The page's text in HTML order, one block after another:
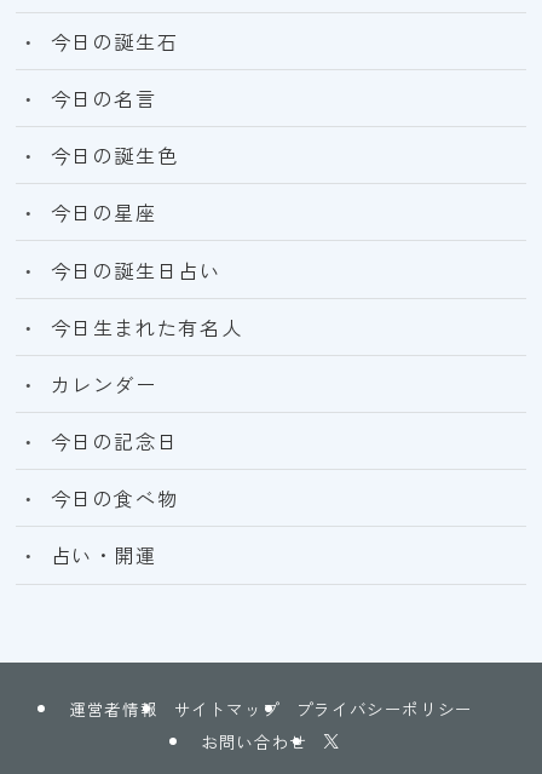
今日の誕生石
今日の名言
今日の誕生色
今日の星座
今日の誕生日占い
今日生まれた有名人
カレンダー
今日の記念日
今日の食べ物
占い・開運
運営者情報 サイトマップ
プライバシーポリシー
お問い合わせ